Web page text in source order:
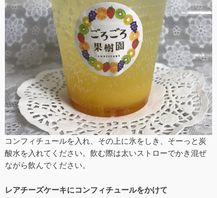
コンフィチュールを入れ、その上に氷をしき、そーっと炭
酸水を入れてください。飲む際は太いストローでかき混ぜ
ながら飲んでください。
レアチーズケーキにコンフィチュールをかけて